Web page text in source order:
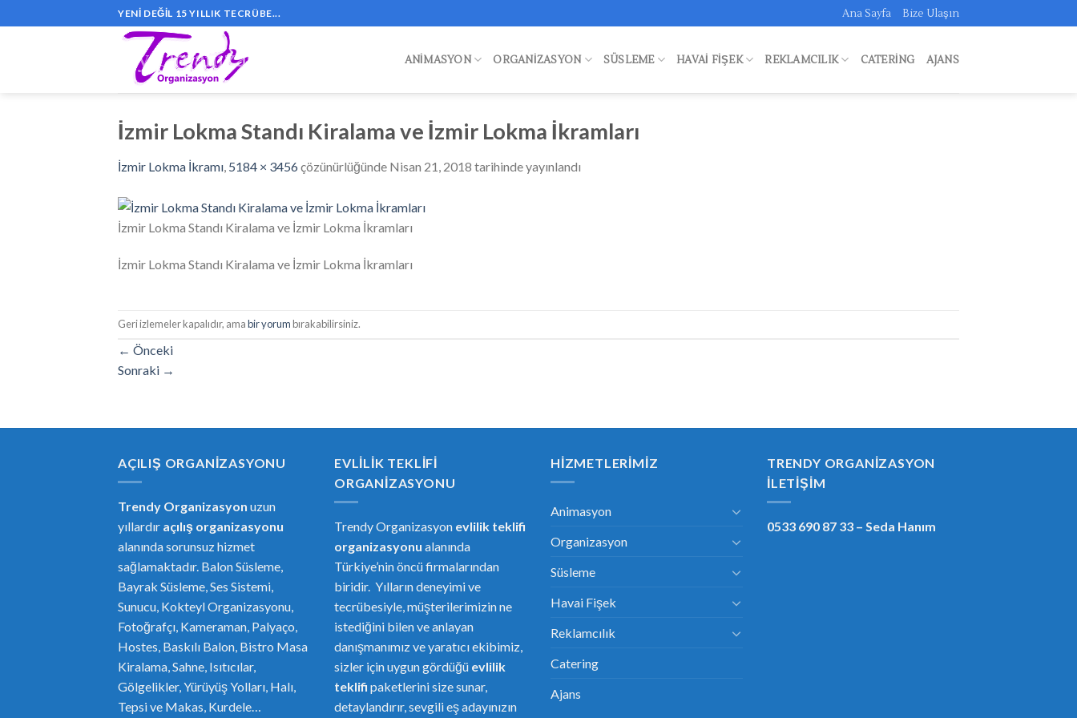
to
YENI DEĞIL 15 YILLIK TECRÜBE... Ana Sayfa Bize Ulaşın
ANIMASYON ORGANIZASYON SÜSLEME HAVAI FIŞEK REKLAMCILIK CATERING AJANS
İzmir Lokma Standı Kiralama ve İzmir Lokma İkramları
İzmir Lokma İkramı 5184 × 3456çözünürlüğünde Nisan 21, 2018 tarihinde yayınlandı
İzmir Lokma Standı Kiralama ve İzmir Lokma İkramları
İzmir Lokma Standı Kiralama ve İzmir Lokma İkramları
Geri izlemeler kapalıdır, amabir yorumbırakabilirsiniz.
← Önceki
Sonraki →
AÇILIŞ ORGANIZASYONU
Trendy Organizasyon uzun
yıllardır açılış organizasyonu
alanında sorunsuz hizmet
sağlamaktadır. Balon Süsleme,
Bayrak Süsleme, Ses Sistemi,
Sunucu, Kokteyl Organizasyonu,
Fotoğrafçı, Kameraman, Palyaço,
Hostes, Baskılı Balon, Bistro Masa
Kiralama, Sahne, Isıtıcılar,
Gölgelikler, Yürüyüş Yolları, Halı,
Tepsi ve Makas, Kurdele…
EVLILIK TEKLIFI
ORGANIZASYONU
Trendy Organizasyon evlilik teklifi
organizasyonu alanında
Türkiye’nin öncü firmalarından
biridir. Yılların deneyimi ve
tecrübesiyle, müşterilerimizin ne
istediğini bilen ve anlayan
danışmanımız ve yaratıcı ekibimiz,
sizler için uygun gördüğü evlilik
teklifi paketlerini size sunar,
detaylandırır, sevgili eş adayınızın
HIZMETLERIMIZ
Animasyon
Organizasyon
Süsleme
Havai Fişek
Reklamcılık
Catering
Ajans
TRENDY ORGANIZASYON
İLETIŞIM
0533 690 87 33 – Seda Hanım